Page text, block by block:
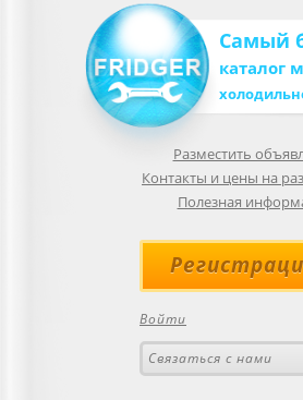
Самый
каталог
Разместить
Контакты и цены на
Полезная
Войти
Связаться с нами